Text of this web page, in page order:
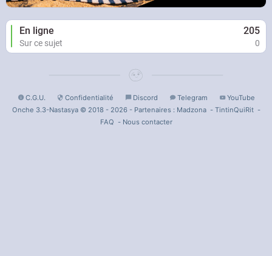
En ligne 205
Sur ce sujet 0
C.G.U. Confidentialité Discord Telegram
YouTube
Onche 3.3-Nastasya © 2018 - 2026 - Partenaires : Madzona- TintinQuiRit-
FAQ - Nous contacter